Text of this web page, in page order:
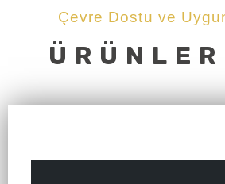
Çevre Dostu ve